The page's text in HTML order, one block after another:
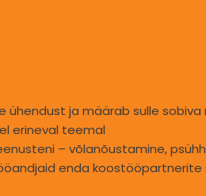
ühendust ja määrab sulle sobiva
erineval teemal
– võlanõustamine,
enda